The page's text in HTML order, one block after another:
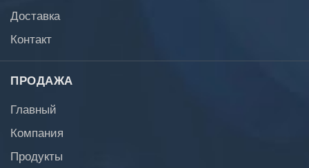
Доставка
Контакт
ПРОДАЖА
Главный
Компания
Продукты